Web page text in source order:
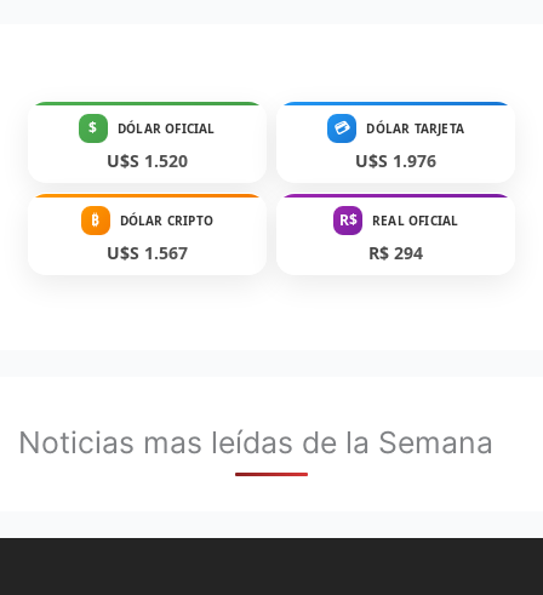
$ DÓLAR OFICIAL
U$S 1.520
💳 DÓLAR TARJETA
U$S 1.976
₿ DÓLAR CRIPTO
U$S 1.567
R$ REAL OFICIAL
R$ 294
Noticias mas leídas de la Semana